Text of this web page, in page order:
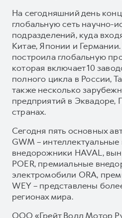
На сегодняшний день
глобальную сеть научно-
подразделений, куда
Китае, Японии и
построила глобальную
которая включает 10
полного цикла в России,
также несколько
предприятий в Эквадоре,
странах.
Сегодня пять основных
GWM –
внедорожники HAVAL,
POER, премиальные
электромобили ORA,
WEY – представлены
регионах мира.
ООО «Грейт Волл Мотор